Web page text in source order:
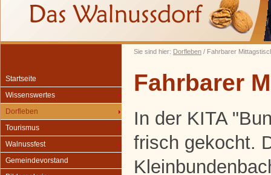
Sie sind hier: Dorfleben / Fahrbarer
Startseite
Wissenswertes
Dorfleben
Tourismus
Walnussfest
Gemeindevorstand
Fahrbarer
In der KITA
frisch gekocht.